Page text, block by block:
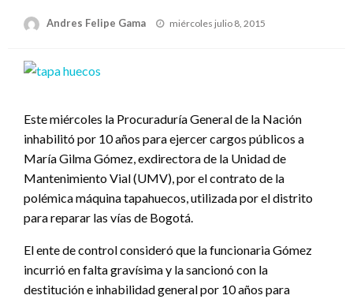
Andres Felipe Gama
Publicado
miércoles julio 8, 2015
Este miércoles la Procuraduría General de la Nación
inhabilitó por 10 años para ejercer cargos públicos a
María Gilma Gómez, exdirectora de la Unidad de
Mantenimiento Vial (UMV), por el contrato de la
polémica máquina tapahuecos, utilizada por el distrito
para reparar las vías de Bogotá.
El ente de control consideró que la funcionaria Gómez
incurrió en falta gravísima y la sancionó con la
destitución e inhabilidad general por 10 años para